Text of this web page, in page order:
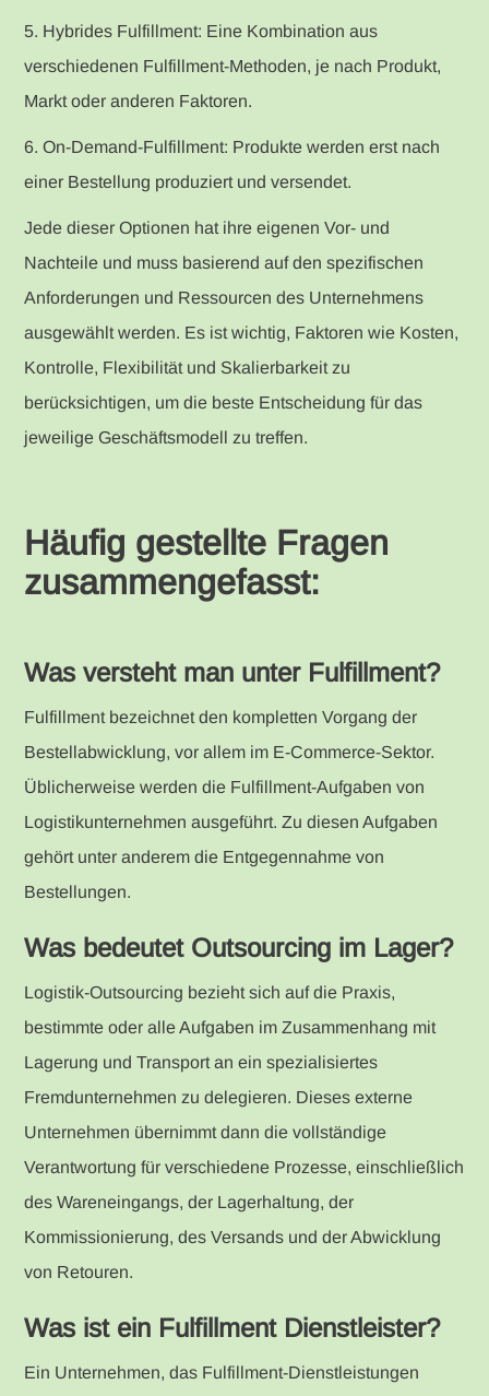
5. Hybrides Fulfillment: Eine Kombination aus
verschiedenen Fulfillment-Methoden, je nach Produkt,
Markt oder anderen Faktoren.
6. On-Demand-Fulfillment: Produkte werden erst nach
einer Bestellung produziert und versendet.
Jede dieser Optionen hat ihre eigenen Vor- und
Nachteile und muss basierend auf den spezifischen
Anforderungen und Ressourcen des Unternehmens
ausgewählt werden. Es ist wichtig, Faktoren wie Kosten,
Kontrolle, Flexibilität und Skalierbarkeit zu
berücksichtigen, um die beste Entscheidung für das
jeweilige Geschäftsmodell zu treffen.
Häufig gestellte Fragen
zusammengefasst:
Was versteht man unter Fulfillment?
Fulfillment bezeichnet den kompletten Vorgang der
Bestellabwicklung, vor allem im E-Commerce-Sektor.
Üblicherweise werden die Fulfillment-Aufgaben von
Logistikunternehmen ausgeführt. Zu diesen Aufgaben
gehört unter anderem die Entgegennahme von
Bestellungen.
Was bedeutet Outsourcing im Lager?
Logistik-Outsourcing bezieht sich auf die Praxis,
bestimmte oder alle Aufgaben im Zusammenhang mit
Lagerung und Transport an ein spezialisiertes
Fremdunternehmen zu delegieren. Dieses externe
Unternehmen übernimmt dann die vollständige
Verantwortung für verschiedene Prozesse, einschließlich
des Wareneingangs, der Lagerhaltung, der
Kommissionierung, des Versands und der Abwicklung
von Retouren.
Was ist ein Fulfillment Dienstleister?
Ein Unternehmen, das Fulfillment-Dienstleistungen